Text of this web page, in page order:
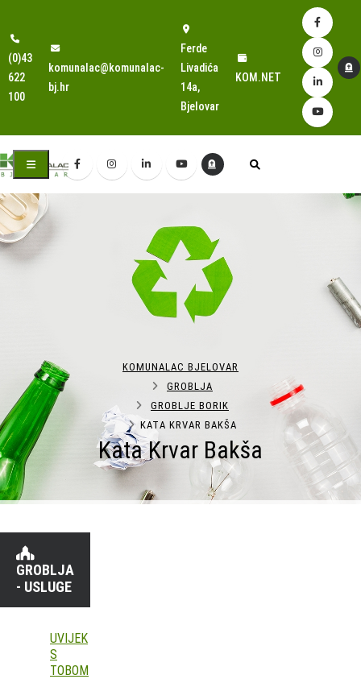
(0)43
622
100
komunalac@komunalac-
bj.hr
Ferde
Livadića
14a,
Bjelovar
KOM.NET
Kata Krvar Bakša
KOMUNALAC BJELOVAR
GROBLJA
GROBLJE BORIK
KATA KRVAR BAKŠA
GROBLJA
- USLUGE
UVIJEK
S
TOBOM